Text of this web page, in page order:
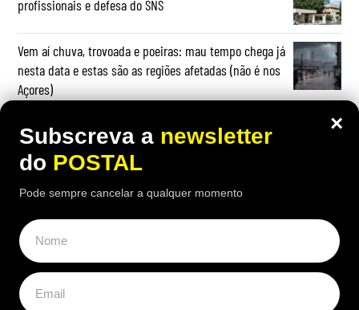
profissionais e defesa do SNS
Vem aí chuva, trovoada e poeiras: mau tempo chega já
nesta data e estas são as regiões afetadas (não é nos
Açores)
OPINIÃO
Beatriz Garcia, 40 Anos de ECoCs, a família Ecoc e a
Next Culture | Por João Palmeiro
A Estrela da Manhã – nova saga do norueguês Karl Ove
×
Subscreva a newsletter
do POSTAL
Pode sempre cancelar a qualquer momento